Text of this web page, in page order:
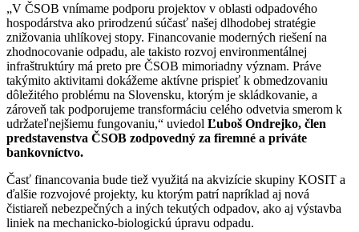
„V ČSOB vnímame podporu projektov v oblasti odpadového
hospodárstva ako prirodzenú súčasť našej dlhodobej stratégie
znižovania uhlíkovej stopy. Financovanie moderných riešení na
zhodnocovanie odpadu, ale takisto rozvoj environmentálnej
infraštruktúry má preto pre ČSOB mimoriadny význam. Práve
takýmito aktivitami dokážeme aktívne prispieť k obmedzovaniu
dôležitého problému na Slovensku, ktorým je skládkovanie, a
zároveň tak podporujeme transformáciu celého odvetvia smerom k
udržateľnejšiemu fungovaniu,“ uviedol Ľuboš Ondrejko, člen
predstavenstva ČSOB zodpovedný za firemné a priváte
bankovníctvo.
Časť financovania bude tiež využitá na akvizície skupiny KOSIT a
ďalšie rozvojové projekty, ku ktorým patrí napríklad aj nová
čistiareň nebezpečných a iných tekutých odpadov, ako aj výstavba
liniek na mechanicko-biologickú úpravu odpadu.